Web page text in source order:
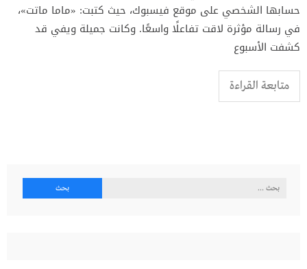
حسابها الشخصي على موقع فيسبوك، حيث كتبت: «ماما ماتت»،
في رسالة مؤثرة لاقت تفاعلًا واسعًا. وكانت جميلة ويفي قد
كشفت الأسبوع
متابعة القراءة
البحث